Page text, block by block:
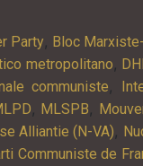
Party, Bloc
metropolitano,
communiste,
, MLSPB,
Alliantie (N-VA),
Communiste de